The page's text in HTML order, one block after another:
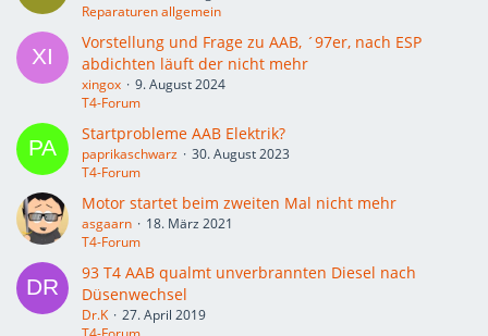
Reparaturen allgemein
Vorstellung und Frage zu AAB, ´97er, nach ESP
abdichten läuft der nicht mehr
xingox
9. August 2024
T4-Forum
Startprobleme AAB Elektrik?
paprikaschwarz
30. August 2023
T4-Forum
Motor startet beim zweiten Mal nicht mehr
asgaarn
18. März 2021
T4-Forum
93 T4 AAB qualmt unverbrannten Diesel nach
Düsenwechsel
Dr.K
27. April 2019